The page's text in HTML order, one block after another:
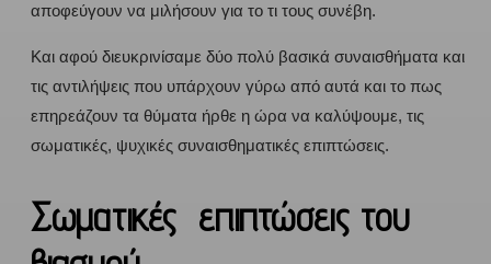
αποφεύγουν να μιλήσουν για το τι τους συνέβη.
Και αφού διευκρινίσαμε δύο πολύ βασικά συναισθήματα και
τις αντιλήψεις που υπάρχουν γύρω από αυτά και το πως
επηρεάζουν τα θύματα ήρθε η ώρα να καλύψουμε, τις
σωματικές, ψυχικές συναισθηματικές επιπτώσεις.
Σωματικές επιπτώσεις του